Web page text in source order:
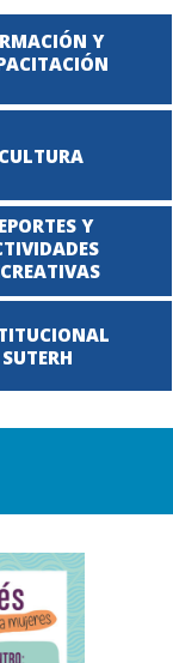
CULTURA
Y
SUTERH
Y